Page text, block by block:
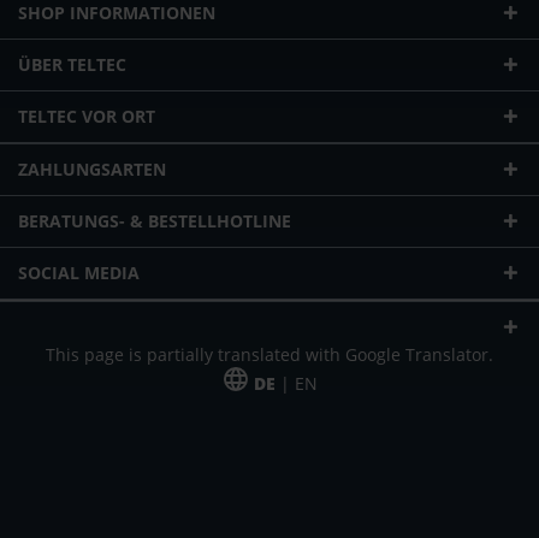
SHOP INFORMATIONEN
ÜBER TELTEC
TELTEC VOR ORT
ZAHLUNGSARTEN
BERATUNGS- & BESTELLHOTLINE
SOCIAL MEDIA
This page is partially translated with Google Translator.
DE | EN